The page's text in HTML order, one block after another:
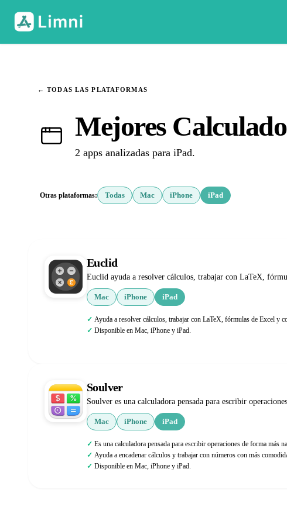
← TODAS LAS PLATAFORMAS
Mejores
2 apps analizadas para iPad.
Otras plataformas: Todas Mac iPhone iPad
Euclid
Euclid ayuda a resolver cálculos, trabajar con LaTeX,
Mac iPhone iPad
Ayuda a resolver cálculos, trabajar con LaTeX, fórmulas de Excel y
Disponible en Mac, iPhone y iPad.
Soulver
Soulver es una calculadora pensada para escribir
Mac iPhone iPad
Es una calculadora pensada para escribir operaciones de forma más
Ayuda a encadenar cálculos y trabajar con números con más
Disponible en Mac, iPhone y iPad.